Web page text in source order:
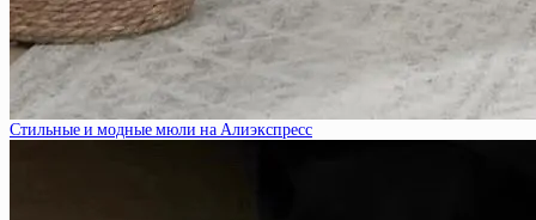
Стильные и модные мюли на Алиэкспресс